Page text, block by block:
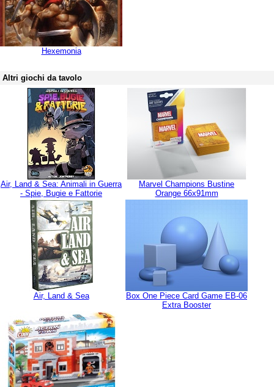
Hexemonia
Altri giochi da tavolo
Air, Land & Sea: Animali in Guerra
- Spie, Bugie e Fattorie
Marvel Champions Bustine
Orange 66x91mm
Air, Land & Sea
Box One Piece Card Game EB-06
Extra Booster